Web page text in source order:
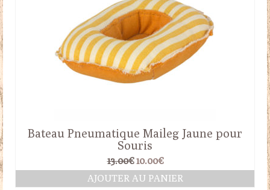
Bateau Pneumatique Maileg Jaune pour
Souris
13.00€ Le
prix
initial
10.00€Le
prix
actuel
AJOUTER AU PANIER